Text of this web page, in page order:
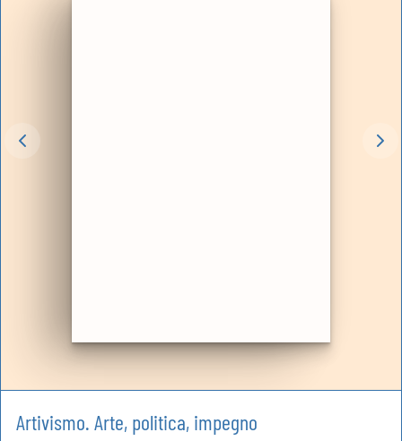
Artivismo. Arte, politica, impegno